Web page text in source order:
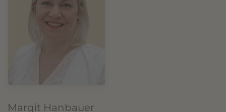
Margit Hanbauer